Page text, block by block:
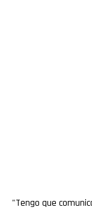
"Tengo que